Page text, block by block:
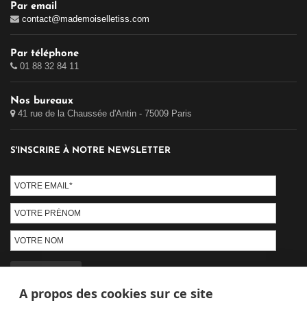
Par email
contact@mademoiselletiss.com
Par téléphone
01 88 32 84 11
Nos bureaux
41 rue de la Chaussée d'Antin - 75009 Paris
S'INSCRIRE À NOTRE NEWSLETTER
A propos des cookies sur ce site